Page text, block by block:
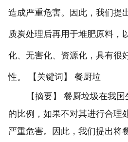
造成严重危害。因此，我们提
质炭处理后再用于堆肥原料，
化、无害化、资源化，具有很
性。 【关键词】 餐厨垃
【摘要】 餐厨垃圾在我
的比例，如果不对其进行合理
严重危害。因此，我们提出将